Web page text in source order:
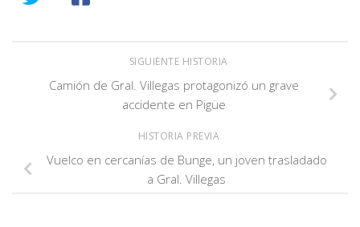
SIGUIENTE HISTORIA
Camión de Gral. Villegas protagonizó un grave
accidente en Pigüe
HISTORIA PREVIA
Vuelco en cercanías de Bunge, un joven trasladado
a Gral. Villegas